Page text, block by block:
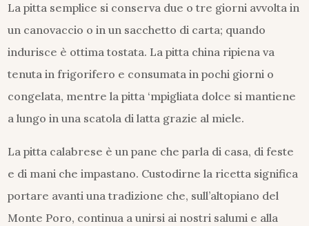
La pitta semplice si conserva due o tre giorni avvolta in
un canovaccio o in un sacchetto di carta; quando
indurisce è ottima tostata. La pitta china ripiena va
tenuta in frigorifero e consumata in pochi giorni o
congelata, mentre la pitta ‘mpigliata dolce si mantiene
a lungo in una scatola di latta grazie al miele.
La pitta calabrese è un pane che parla di casa, di feste
e di mani che impastano. Custodirne la ricetta significa
portare avanti una tradizione che, sull’altopiano del
Monte Poro, continua a unirsi ai nostri salumi e alla